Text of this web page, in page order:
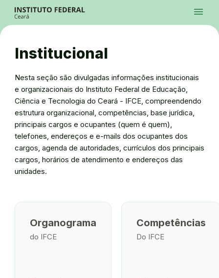
Ir para a busca
Ir para o menu principal
Ir para o conteúdo
Alto Contraste
Login da Área Administrativa
menu
Institucional
Nesta seção são divulgadas informações institucionais
e organizacionais do Instituto Federal de Educação,
Ciência e Tecnologia do Ceará - IFCE, compreendendo
estrutura organizacional, competências, base jurídica,
principais cargos e ocupantes (quem é quem),
telefones, endereços e e-mails dos ocupantes dos
cargos, agenda de autoridades, currículos dos principais
cargos, horários de atendimento e endereços das
unidades.
Organograma
do IFCE
Competências
Do IFCE